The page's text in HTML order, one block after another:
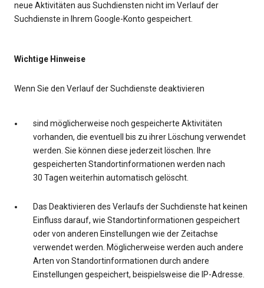
neue Aktivitäten aus Suchdiensten nicht im Verlauf der
Suchdienste in Ihrem Google-Konto gespeichert.
Wichtige Hinweise
Wenn Sie den Verlauf der Suchdienste deaktivieren
sind möglicherweise noch gespeicherte Aktivitäten
vorhanden, die eventuell bis zu ihrer Löschung verwendet
werden. Sie können diese jederzeit löschen. Ihre
gespeicherten Standortinformationen werden nach
30 Tagen weiterhin automatisch gelöscht.
Das Deaktivieren des Verlaufs der Suchdienste hat keinen
Einfluss darauf, wie Standortinformationen gespeichert
oder von anderen Einstellungen wie der Zeitachse
verwendet werden. Möglicherweise werden auch andere
Arten von Standortinformationen durch andere
Einstellungen gespeichert, beispielsweise die IP-Adresse.